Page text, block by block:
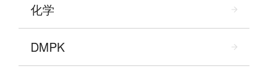
化学
DMPK